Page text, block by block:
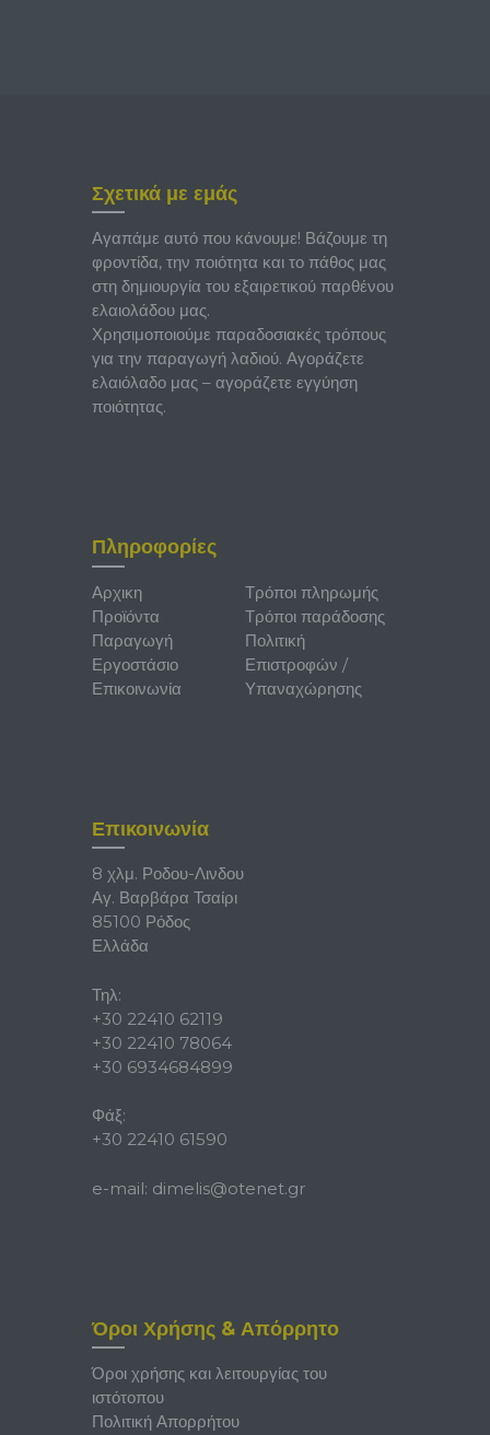
Σχετικά με εμάς
Αγαπάμε αυτό που κάνουμε! Βάζουμε τη
φροντίδα, την ποιότητα και το πάθος μας
στη δημιουργία του εξαιρετικού παρθένου
ελαιολάδου μας.
Χρησιμοποιούμε παραδοσιακές τρόπους
για την παραγωγή λαδιού. Αγοράζετε
ελαιόλαδο μας – αγοράζετε εγγύηση
ποιότητας.
Πληροφορίες
Αρχικη
Προϊόντα
Παραγωγή
Εργοστάσιο
Επικοινωνία
Τρόποι πληρωμής
Τρόποι παράδοσης
Πολιτική
Επιστροφών /
Υπαναχώρησης
Επικοινωνία
8 χλμ. Ροδου-Λινδου
Αγ. Βαρβάρα Τσαίρι
85100 Ρόδος
Ελλάδα
Τηλ:
+30 22410 62119
+30 22410 78064
+30 6934684899
Φάξ:
+30 22410 61590
e-mail: dimelis@otenet.gr
Όροι Χρήσης & Απόρρητο
Όροι χρήσης και λειτουργίας του
ιστότοπου
Πολιτική Απορρήτου